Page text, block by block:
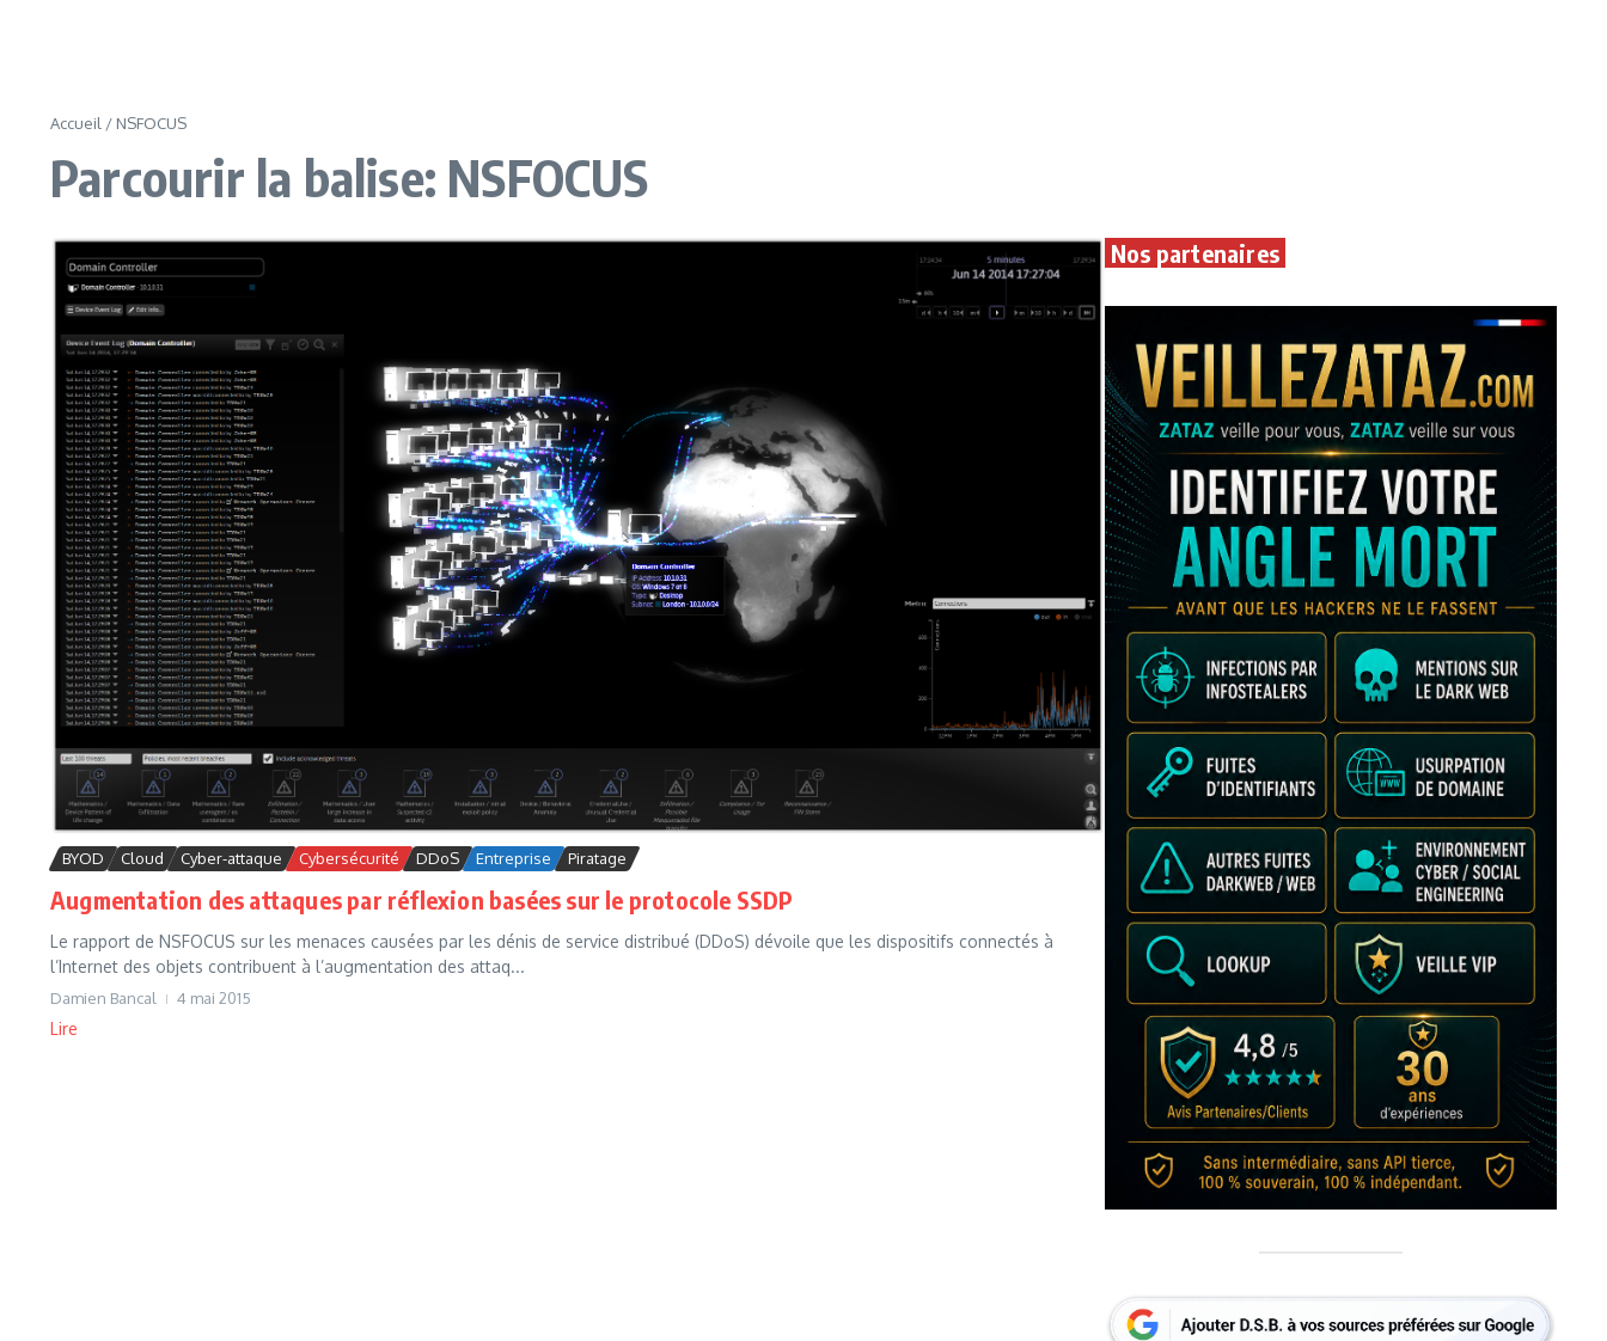
Accueil / NSFOCUS
Parcourir la balise: NSFOCUS
BYOD Cloud Cyber-attaque Cybersécurité DDoS Entreprise Piratage
Augmentation des attaques par réflexion basées sur le protocole SSDP
Le rapport de NSFOCUS sur les menaces causées par les dénis de service distribué (DDoS) dévoile que les dispositifs connectés à
l’Internet des objets contribuent à l’augmentation des attaq...
Damien Bancal 4 mai 2015
Lire
Nos partenaires